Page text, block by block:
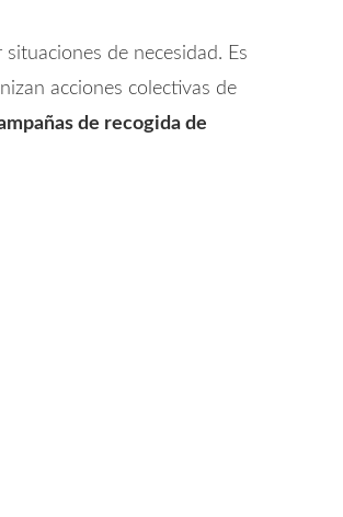
de necesidad. Es
acciones colectivas de
de recogida de